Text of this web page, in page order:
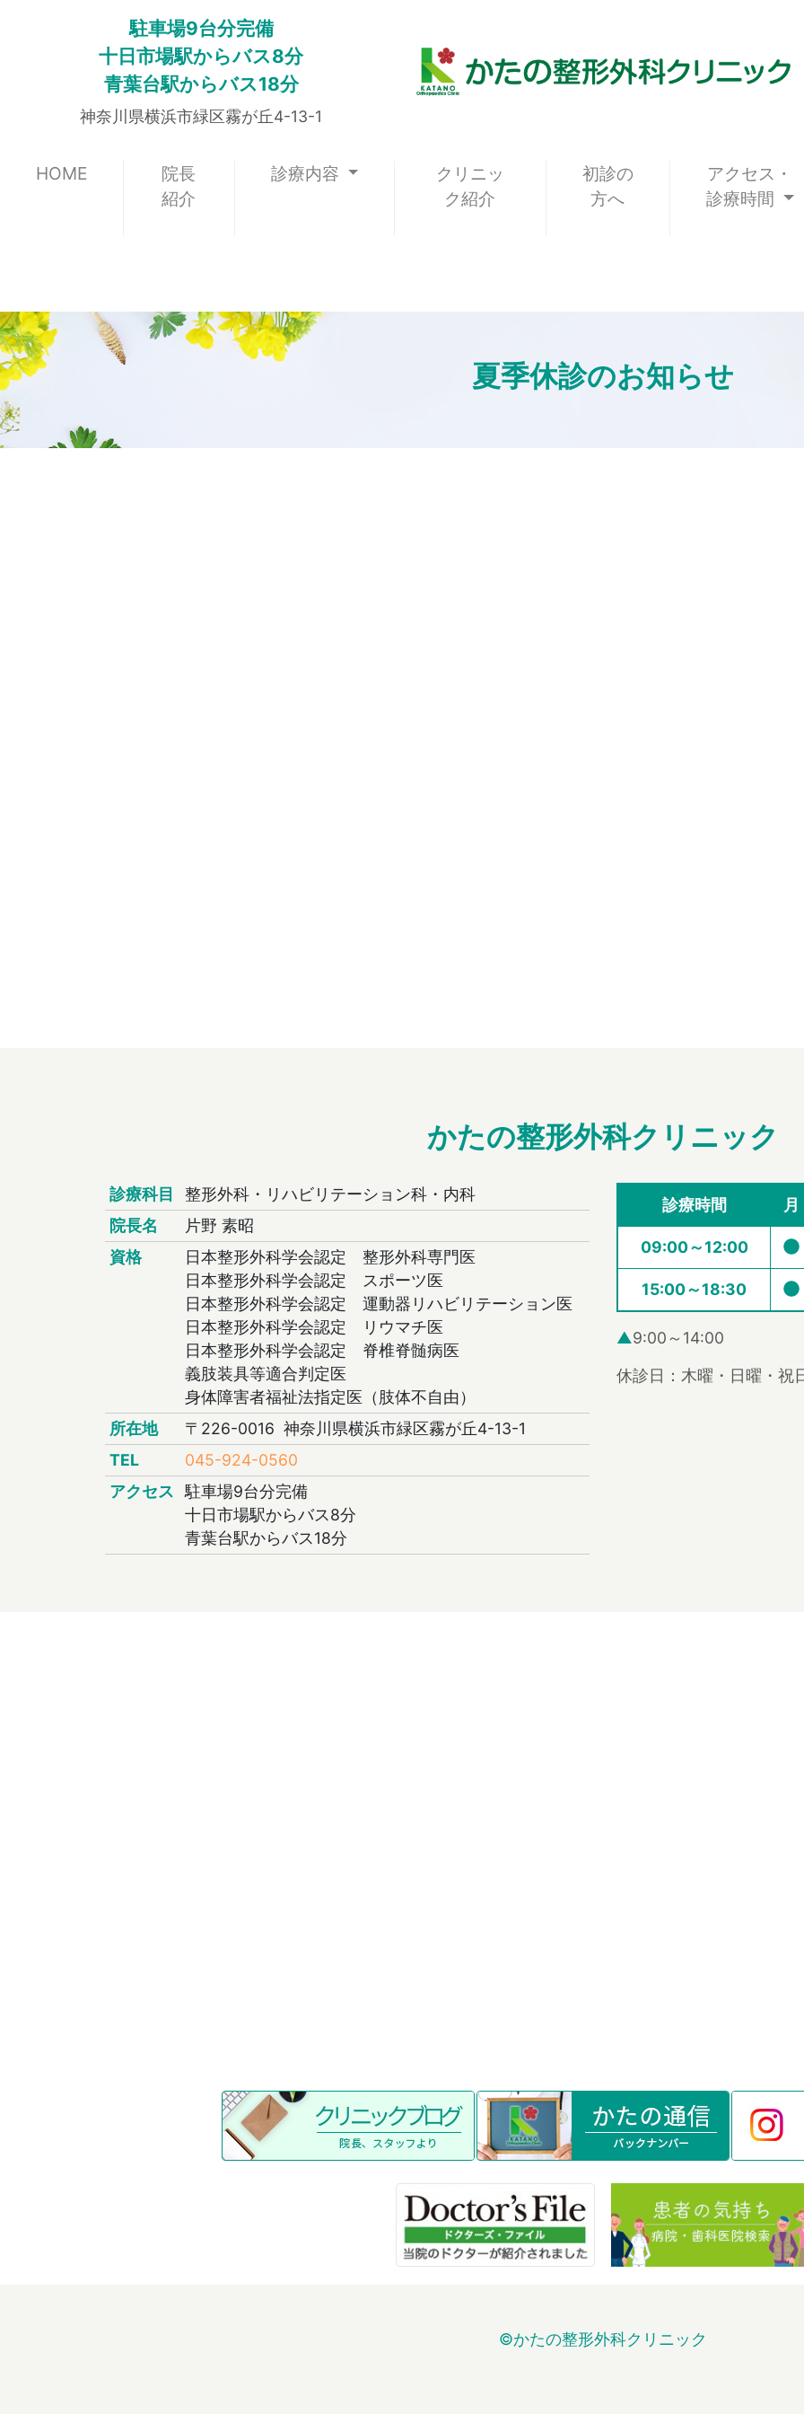
駐車場9台分完備
十日市場駅からバス8分
青葉台駅からバス18分
神奈川県横浜市緑区霧が丘4-13-1
HOME
院長
紹介
診療内容
クリニッ
ク紹介
初診の
方へ
アクセス・
診療時間
夏季休診のお知らせ
かたの整形外科クリニック
診療科目
整形外科・リハビリテーション科・内科
院長名
片野 素昭
資格
日本整形外科学会認定 整形外科専門医
日本整形外科学会認定 スポーツ医
日本整形外科学会認定 運動器リハビリテーション医
日本整形外科学会認定 リウマチ医
日本整形外科学会認定 脊椎脊髄病医
義肢装具等適合判定医
身体障害者福祉法指定医（肢体不自由）
所在地
〒226-0016 神奈川県横浜市緑区霧が丘4-13-1
TEL
045-924-0560
アクセス
駐車場9台分完備
十日市場駅からバス8分
青葉台駅からバス18分
診療時間 月
09:00～12:00
15:00～18:30
▲9:00～14:00
休診日：木曜・日曜・祝
©かたの整形外科クリニック